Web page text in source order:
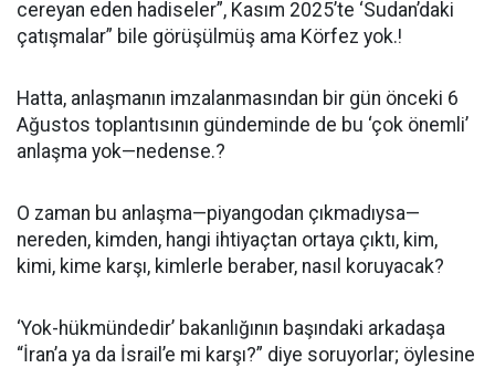
cereyan eden hadiseler”, Kasım 2025’te ‘Sudan’daki
çatışmalar” bile görüşülmüş ama Körfez yok.!
Hatta, anlaşmanın imzalanmasından bir gün önceki 6
Ağustos toplantısının gündeminde de bu ‘çok önemli’
anlaşma yok—nedense.?
O zaman bu anlaşma—piyangodan çıkmadıysa—
nereden, kimden, hangi ihtiyaçtan ortaya çıktı, kim,
kimi, kime karşı, kimlerle beraber, nasıl koruyacak?
‘Yok-hükmündedir’ bakanlığının başındaki arkadaşa
“İran’a ya da İsrail’e mi karşı?” diye soruyorlar; öylesine